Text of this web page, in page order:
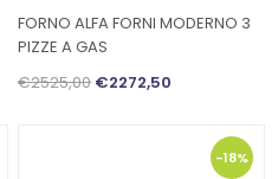
FORNO ALFA FORNI MODERNO 3
PIZZE A GAS
€2525,00€2272,50
-18%